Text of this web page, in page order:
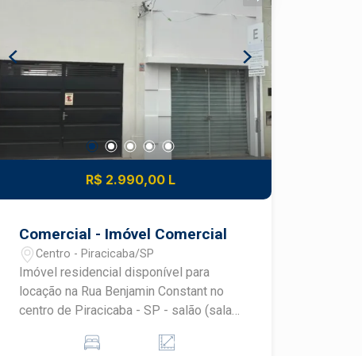
R$ 2.990,00 L
Comercial - Imóvel Comercial
Centro - Piracicaba/SP
Imóvel residencial disponível para
locação na Rua Benjamin Constant no
centro de Piracicaba - SP - salão (sala)
acabamento com porcelanato e gesso -